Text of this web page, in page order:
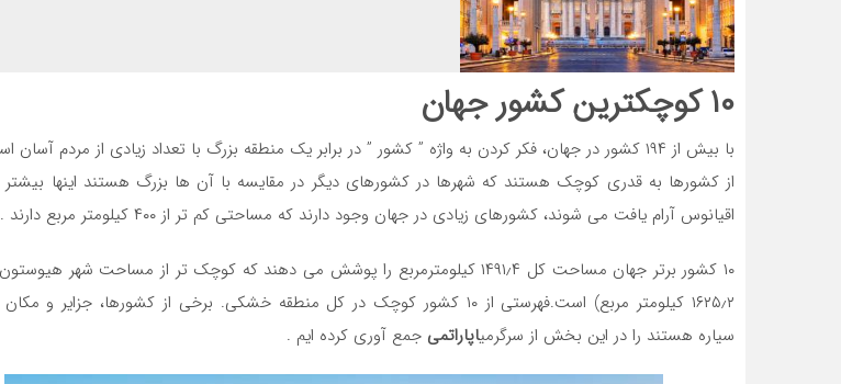
۱۰کوچکترین کشور جهان
با بیش از ۱۹۴ کشور در جهان، فکر کردن به واژه ” کشور ” در برابر یک منطقه بزرگ با تعداد زیادی از مردم
از کشورها به قدری کوچک هستند که شهرها در کشورهای دیگر در مقایسه با آن ها بزرگ هستند اینها بیشتر
اقیانوس آرام یافت می شوند، کشورهای زیادی در جهان وجود دارند که مساحتی کم تر از ۴۰۰ کیلومتر مربع دارند .
۱۰ کشور برتر جهان مساحت کل ۱۴۹۱٫۴ کیلومترمربع را پوشش می دهند که کوچک تر از مساحت شهر
۱۶۲۵٫۲ کیلومتر مربع) است.فهرستی از ۱۰ کشور کوچک در کل منطقه خشکی. برخی از کشورها، جزایر و
سیاره هستند را در این بخش از سرگرمیاپاراتمی جمع آوری کرده ایم .